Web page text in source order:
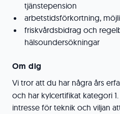
tjänstepension
arbetstidsförkortning,
friskvårdsbidrag och
hälsoundersökningar
Omdig
Vi tror att du har några års
och har kylcertifikat kategori
intresse för teknik och viljan